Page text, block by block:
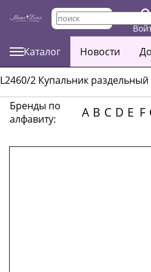
Каталог Новости
L2460/2 Купальник раздельный
Бренды по
алфавиту:
A B C D E F